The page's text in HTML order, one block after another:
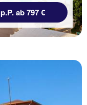
p.P. ab 797 €